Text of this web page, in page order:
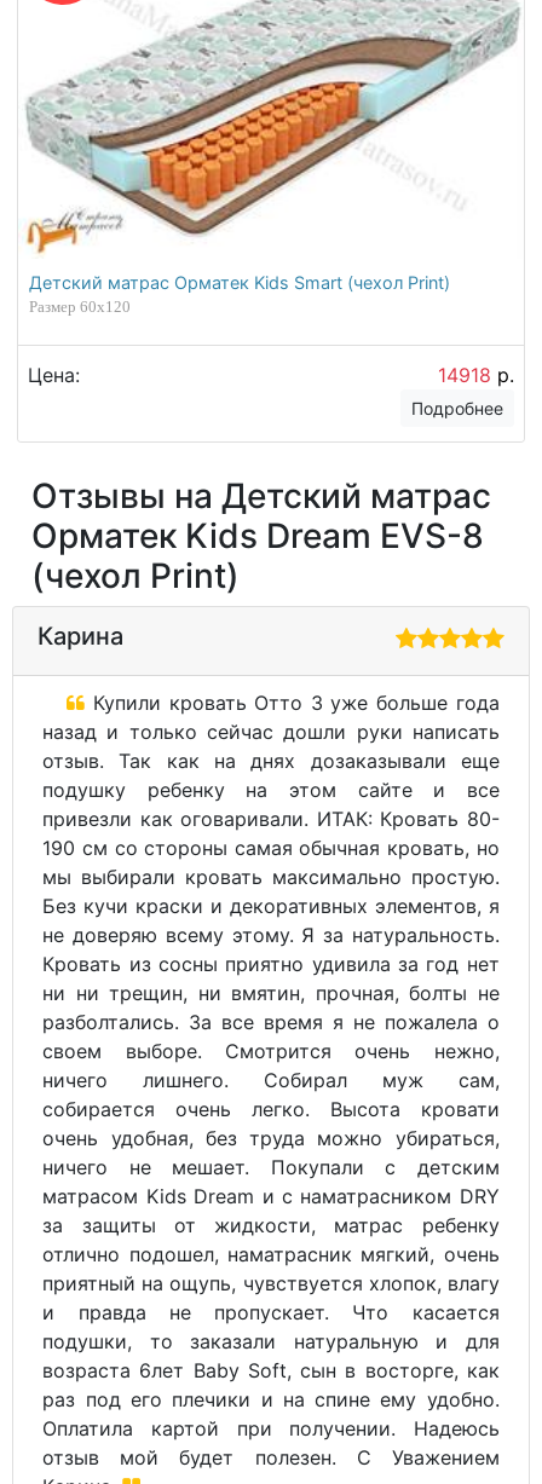
Детский матрас Орматек Kids Smart (чехол Print)
Размер 60х120
Цена: 14918 р.
Подробнее
Отзывы на Детский матрас
Орматек Kids Dream EVS-8
(чехол Print)
Карина
Купили кровать Отто 3 уже больше года
назад и только сейчас дошли руки написать
отзыв. Так как на днях дозаказывали еще
подушку ребенку на этом сайте и все
привезли как оговаривали. ИТАК: Кровать 80-
190 см со стороны самая обычная кровать, но
мы выбирали кровать максимально простую.
Без кучи краски и декоративных элементов, я
не доверяю всему этому. Я за натуральность.
Кровать из сосны приятно удивила за год нет
ни ни трещин, ни вмятин, прочная, болты не
разболтались. За все время я не пожалела о
своем выборе. Смотрится очень нежно,
ничего лишнего. Собирал муж сам,
собирается очень легко. Высота кровати
очень удобная, без труда можно убираться,
ничего не мешает. Покупали с детским
матрасом Kids Dream и с наматрасником DRY
за защиты от жидкости, матрас ребенку
отлично подошел, наматрасник мягкий, очень
приятный на ощупь, чувствуется хлопок, влагу
и правда не пропускает. Что касается
подушки, то заказали натуральную и для
возраста 6лет Baby Soft, сын в восторге, как
раз под его плечики и на спине ему удобно.
Оплатила картой при получении. Надеюсь
отзыв мой будет полезен. С Уважением